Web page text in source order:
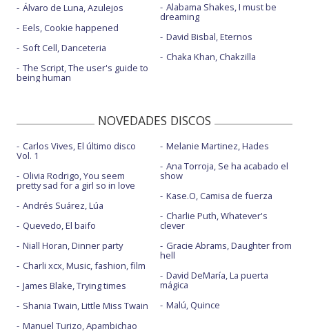
Álvaro de Luna, Azulejos
Eels, Cookie happened
Soft Cell, Danceteria
The Script, The user's guide to
being human
Alabama Shakes, I must be
dreaming
David Bisbal, Eternos
Chaka Khan, Chakzilla
NOVEDADES DISCOS
Carlos Vives, El último disco
Vol. 1
Olivia Rodrigo, You seem
pretty sad for a girl so in love
Andrés Suárez, Lúa
Quevedo, El baifo
Niall Horan, Dinner party
Charli xcx, Music, fashion, film
James Blake, Trying times
Shania Twain, Little Miss Twain
Manuel Turizo, Apambichao
Melanie Martinez, Hades
Ana Torroja, Se ha acabado el
show
Kase.O, Camisa de fuerza
Charlie Puth, Whatever's
clever
Gracie Abrams, Daughter from
hell
David DeMaría, La puerta
mágica
Malú, Quince